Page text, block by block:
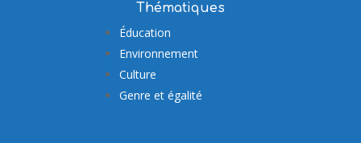
Thématiques
Éducation
Environnement
Culture
Genre et égalité